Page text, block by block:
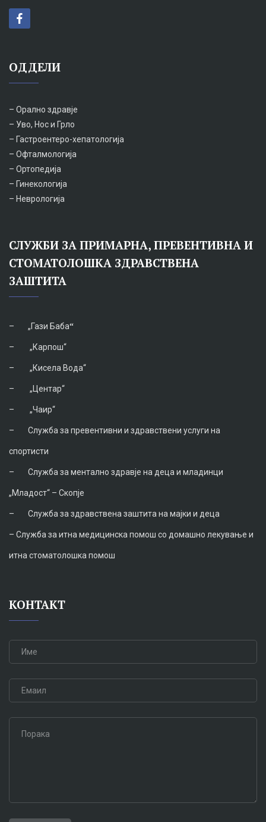
ОДДЕЛИ
– Орално здравје
– Уво, Нос и Грло
– Гастроентеро-хепатологија
– Офталмологија
– Ортопедија
– Гинекологија
– Неврологија
СЛУЖБИ ЗА ПРИМАРНА, ПРЕВЕНТИВНА И
СТОМАТОЛОШКА ЗДРАВСТВЕНА
ЗАШТИТА
– „Гази Баба“
– „Карпош“
– „Кисела Вода“
– „Центар“
– „Чаир“
– Служба за превентивни и здравствени услуги на
спортисти
– Служба за ментално здравје на деца и младинци
„Младост“ – Скопје
– Служба за здравствена заштита на мајки и деца
– Служба за итна медицинска помош со домашно лекување и
итна стоматолошка помош
КОНТАКТ